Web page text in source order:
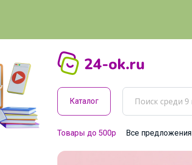
Каталог
Товары до 500р Все предложения